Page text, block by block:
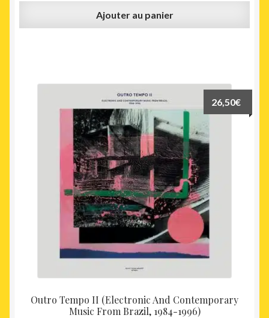
Ajouter au panier
Outro Tempo II (Electronic And Contemporary
Music From Brazil, 1984-1996)
26,50€